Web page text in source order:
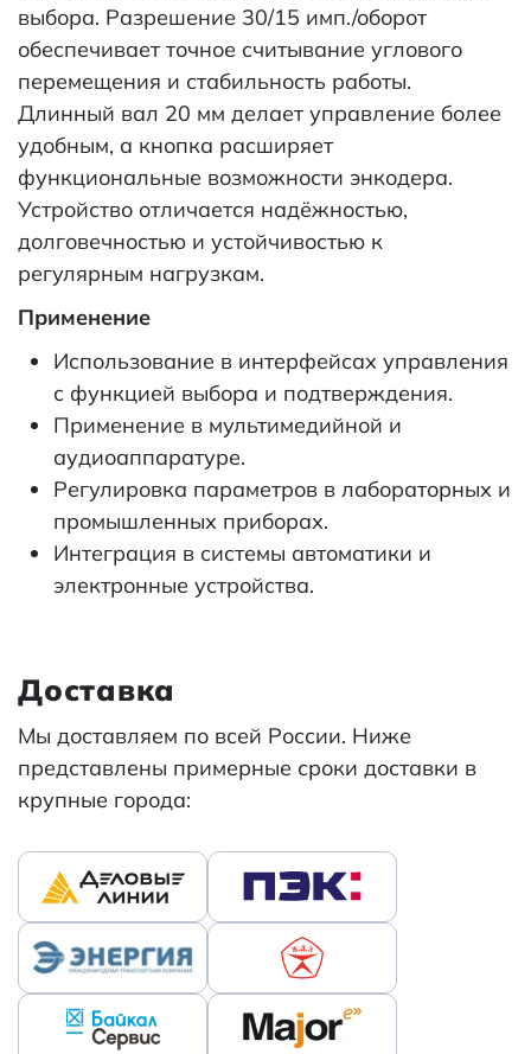
выбора. Разрешение 30/15 имп./оборот
обеспечивает точное считывание углового
перемещения и стабильность работы.
Длинный вал 20 мм делает управление более
удобным, а кнопка расширяет
функциональные возможности энкодера.
Устройство отличается надёжностью,
долговечностью и устойчивостью к
регулярным нагрузкам.
Применение
Использование в интерфейсах управления
с функцией выбора и подтверждения.
Применение в мультимедийной и
аудиоаппаратуре.
Регулировка параметров в лабораторных и
промышленных приборах.
Интеграция в системы автоматики и
электронные устройства.
Доставка
Мы доставляем по всей России. Ниже
представлены примерные сроки доставки в
крупные города: